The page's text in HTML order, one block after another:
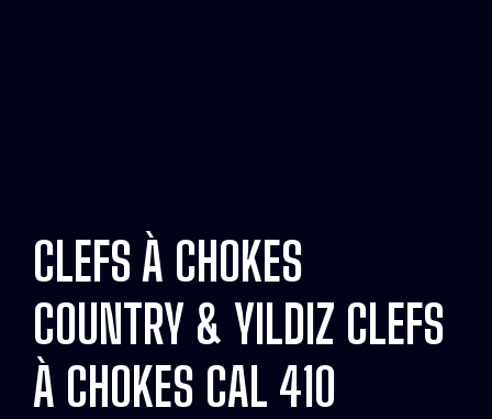
CLEFS À CHOKES
COUNTRY & YILDIZ CLEFS
À CHOKES CAL 410